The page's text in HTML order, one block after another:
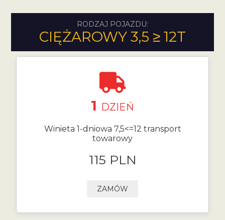
RODZAJ POJAZDU:
CIĘŻAROWY 3,5 ≥ 12T
1 DZIEŃ
Winieta 1-dniowa 7,5<=12 transport
towarowy
115 PLN
ZAMÓW